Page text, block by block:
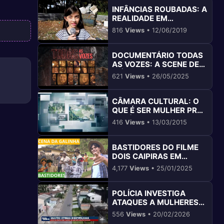
INFÂNCIAS ROUBADAS: A
REALIDADE EM
COLOMBO PR
816 Views• 12/06/2019
DOCUMENTÁRIO TODAS
AS VOZES: A SCENE DE
MÚSICA AUTORAL EM
COLOMBO PR
621 Views• 26/05/2025
CÂMARA CULTURAL: O
QUE É SER MULHER PRA
VOCÊ?
416 Views• 13/03/2015
BASTIDORES DO FILME
DOIS CAIPIRAS EM
COLOMBO PR
4,177 Views• 25/01/2025
POLÍCIA INVESTIGA
ATAQUES A MULHERES
EM COLOMBO
556 Views• 20/02/2026